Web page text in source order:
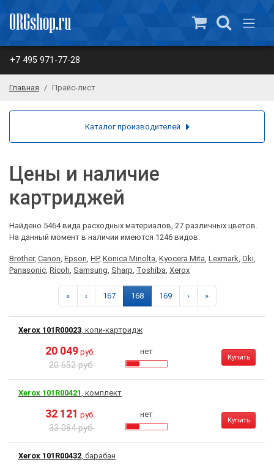
+7 495 971-77-28
Главная Прайс-лист
Цены и наличие
картриджей
Найдено 5464 вида расходных материалов, 27 различных цветов.
На данный момент в наличии имеются 1246 видов.
Brother, Canon, Epson, HP, Konica Minolta, Kyocera Mita, Lexmark, Oki,
Panasonic, Ricoh, Samsung, Sharp, Toshiba, Xerox
« ‹ 167 168 169 › »
Xerox 101R00023, копи-картридж
20 049 руб.
20 652 руб.
нет
Купить
Xerox 101R00421, комплект
32 121 руб.
33 084 руб.
нет
Купить
Xerox 101R00432, барабан